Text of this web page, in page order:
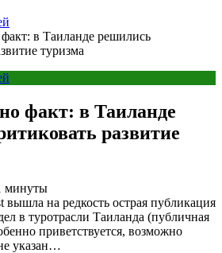
в Таиланде решились
туризма
факт: в Таиланде
развитие
минуты
на редкость острая публикация
в туротрасли Таиланда (публичная
приветствуется, возможно
указан…